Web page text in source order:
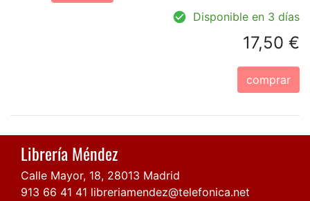
Disponible en 3 días
17,50 €
comprar
Librería Méndez
Calle Mayor, 18, 28013 Madrid
913 66 41 41 libreriamendez@telefonica.net